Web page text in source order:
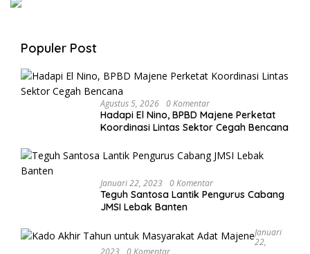
Populer Post
Agustus 5, 2026 0 Komentar
Hadapi El Nino, BPBD Majene Perketat
Koordinasi Lintas Sektor Cegah Bencana
Januari 22, 2023 0 Komentar
Teguh Santosa Lantik Pengurus Cabang
JMSI Lebak Banten
Januari
22,
2023 0 Komentar